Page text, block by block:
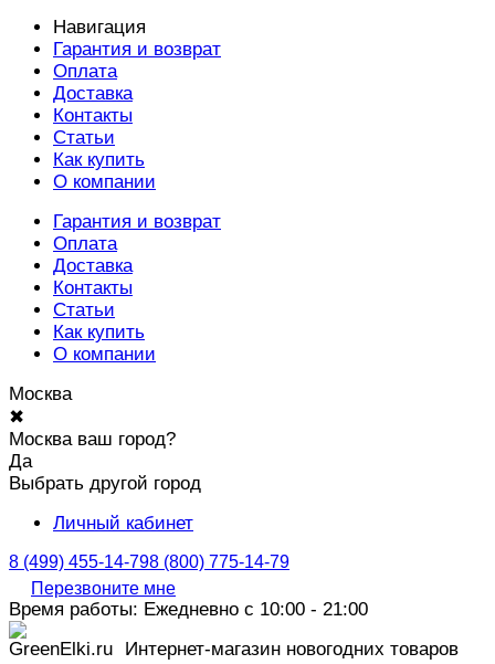
Навигация
Гарантия и возврат
Оплата
Доставка
Контакты
Статьи
Как купить
О компании
Гарантия и возврат
Оплата
Доставка
Контакты
Статьи
Как купить
О компании
Москва
✖
Москва ваш город?
Да
Выбрать другой город
Личный кабинет
8 (499) 455-14-798 (800) 775-14-79
Перезвоните мне
Время работы: Ежедневно с 10:00 - 21:00
Интернет-магазин новогодних товаров